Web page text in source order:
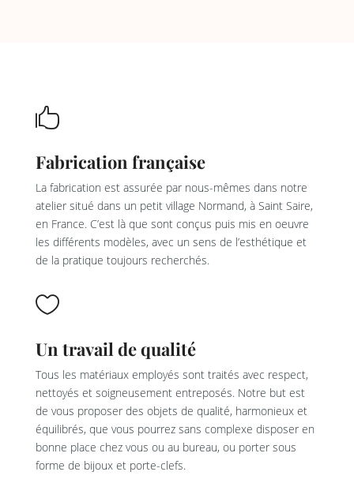

Fabrication française
La fabrication est assurée par nous-mêmes dans notre
atelier situé dans un petit village Normand, à Saint Saire,
en France. C’est là que sont conçus puis mis en oeuvre
les différents modèles, avec un sens de l’esthétique et
de la pratique toujours recherchés.

Un travail de qualité
Tous les matériaux employés sont traités avec respect,
nettoyés et soigneusement entreposés. Notre but est
de vous proposer des objets de qualité, harmonieux et
équilibrés, que vous pourrez sans complexe disposer en
bonne place chez vous ou au bureau, ou porter sous
forme de bijoux et porte-clefs.